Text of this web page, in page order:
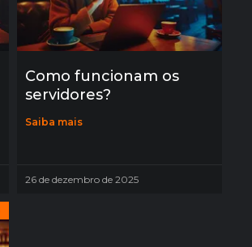
Como funcionam os
servidores?
Saiba mais
26 de dezembro de 2025